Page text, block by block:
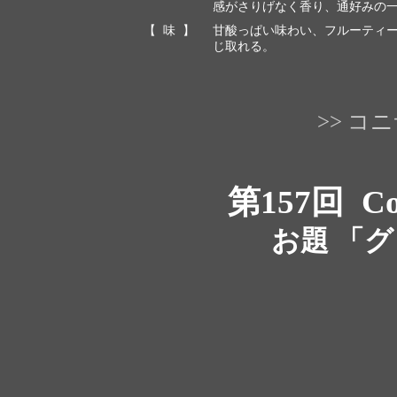
感がさりげなく香り、通好みの
【 味 】
甘酸っぱい味わい、フルーティ
じ取れる。
>> コ
第157回
お題 「